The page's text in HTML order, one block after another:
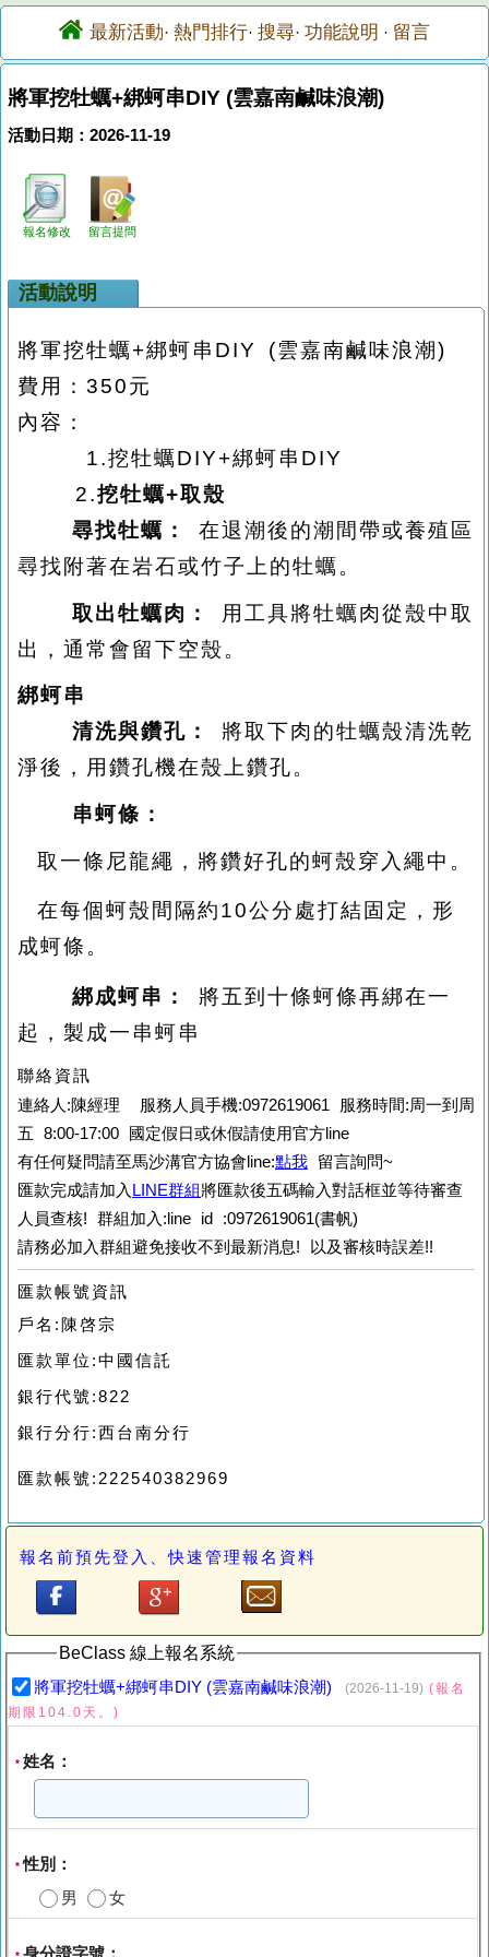
最新活動· 熱門排行· 搜尋· 功能說明 · 留言
將軍挖牡蠣+綁蚵串DIY (雲嘉南鹹味浪潮)
活動日期：2026-11-19
報名修改 留言提問
活動說明
將軍挖牡蠣+綁蚵串 DIY (雲嘉南鹹味浪潮)
費用： 350元
內容：
1.挖牡蠣DIY+綁蚵串 DIY
2.挖牡蠣+取殼
尋找牡蠣：
在退潮後的潮間帶或養殖區
尋找附著在岩石或竹子上的牡蠣。
取出牡蠣肉：
用工具將牡蠣肉從殼中取
出，通常會留下空殼。
綁蚵串
清洗與鑽孔：
將取下肉的牡蠣殼清洗乾
淨後，用鑽孔機在殼上鑽孔。
串蚵條：
取一條尼龍繩，將鑽好孔的蚵殼穿入繩中。
在每個蚵殼間隔約10公分處打結固定，形
成蚵條。
綁成蚵串：
將五到十條蚵條再綁在一
起，製成一串蚵串
聯絡資訊
連絡人:陳經理 服務人員手機:0972619061 服務時間:周一到周
五 8:00-17:00 國定假日或休假請使用官方line
有任何疑問請至馬沙溝官方協會line:點我 留言詢問~
匯款完成請加入 LINE群組將匯款後五碼輸入對話框並等待審查
人員查核! 群組加入:line id :0972619061(書帆)
請務必加入群組避免接收不到最新消息! 以及審核時誤差!!
匯款帳號資訊
戶名:陳啓宗
匯款單位:中國信託
銀行代號:822
銀行分行:西台南分行
匯款帳號:222540382969
報名前預先登入、快速管理報名資料
BeClass 線上報名系統
將軍挖牡蠣+綁蚵串DIY (雲嘉南鹹味浪潮) (2026-11-19) (報名
期限104.0天。)
* 姓名：
*性別：
男
女